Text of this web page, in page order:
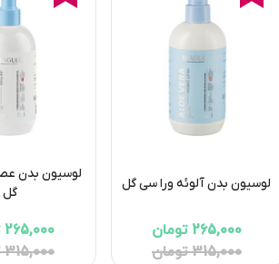
لوسیون بدن آلوئه ورا سی گل
265,000 تومان
315,000 تومان
لوسیون بدن
گل
265,000 تومان
315,000 تومان